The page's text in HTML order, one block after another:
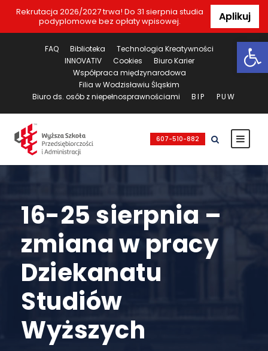
Rekrutacja 2026/2027 trwa! Do 31 sierpnia studia
podyplomowe bez opłaty wpisowej.
Aplikuj
FAQ Biblioteka
Technologia Kreatywności
INNOVATIV
Cookies
Biuro Karier
Współpraca międzynarodowa
Filia w Wodzisławiu Śląskim
Biuro ds. osób z niepełnosprawnościami
BIP PUW
607-510-882
16-25 sierpnia –
zmiana w pracy
Dziekanatu
Studiów
Wyższych